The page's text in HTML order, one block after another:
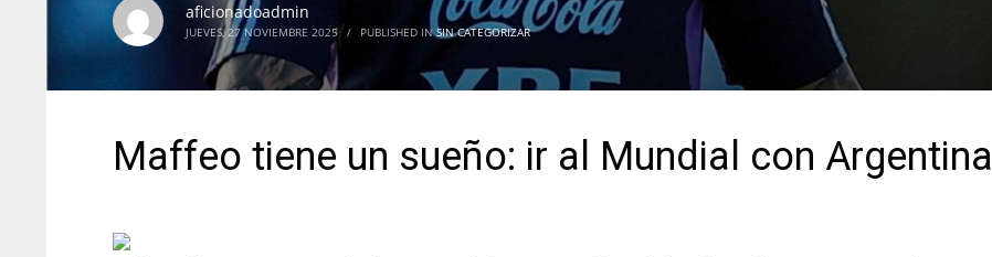
aficionadoadmin
JUEVES, 27 NOVIEMBRE 2025 / PUBLISHED INSIN CATEGORIZAR
Maffeo tiene un sueño: ir al Mundial con Argentina